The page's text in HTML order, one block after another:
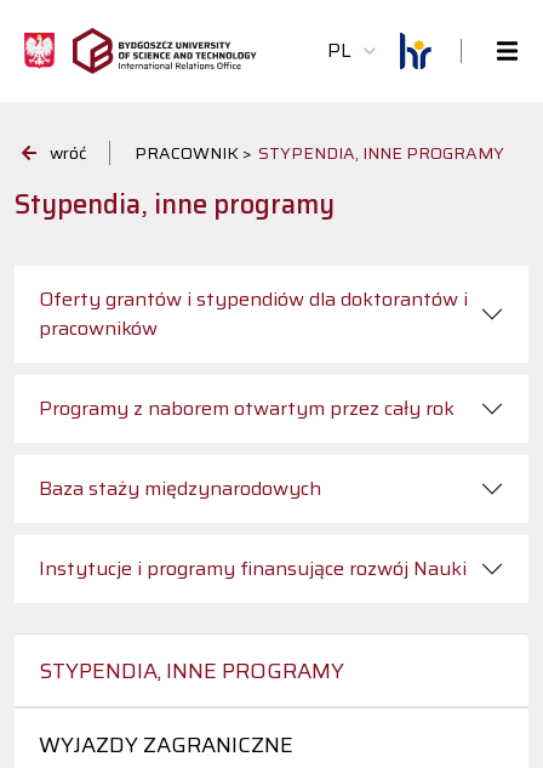
PL
wróć PRACOWNIK > STYPENDIA, INNE PROGRAMY
STYPENDIA, INNE PROGRAMY
WYJAZDY ZAGRANICZNE
Stypendia, inne programy
Oferty grantów i stypendiów dla doktorantów i
pracowników
Programy z naborem otwartym przez cały rok
Baza staży międzynarodowych
Instytucje i programy finansujące rozwój Nauki